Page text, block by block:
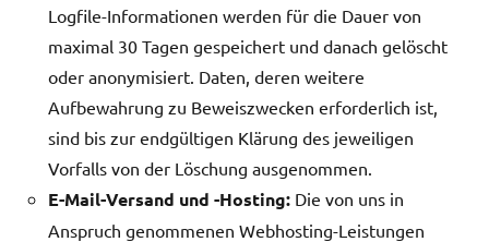
Logfile-Informationen werden für die Dauer von
maximal 30 Tagen gespeichert und danach gelöscht
oder anonymisiert. Daten, deren weitere
Aufbewahrung zu Beweiszwecken erforderlich ist,
sind bis zur endgültigen Klärung des jeweiligen
Vorfalls von der Löschung ausgenommen.
E-Mail-Versand und -Hosting: Die von uns in
Anspruch genommenen Webhosting-Leistungen